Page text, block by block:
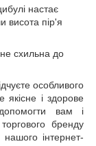
настає
висота пір'я
схильна до
особливого
і здорове
вам і
бренду
інтернет-